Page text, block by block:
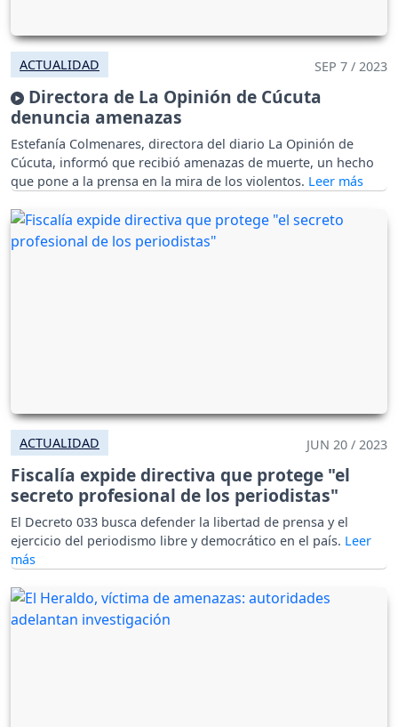
ACTUALIDAD SEP 7 / 2023
Directora de La Opinión de Cúcuta
denuncia amenazas
Estefanía Colmenares, directora del diario La Opinión de
Cúcuta, informó que recibió amenazas de muerte, un hecho
que pone a la prensa en la mira de los violentos.
ACTUALIDAD JUN 20 / 2023
Fiscalía expide directiva que protege "el
secreto profesional de los periodistas"
El Decreto 033 busca defender la libertad de prensa y el
ejercicio del periodismo libre y democrático en el país.